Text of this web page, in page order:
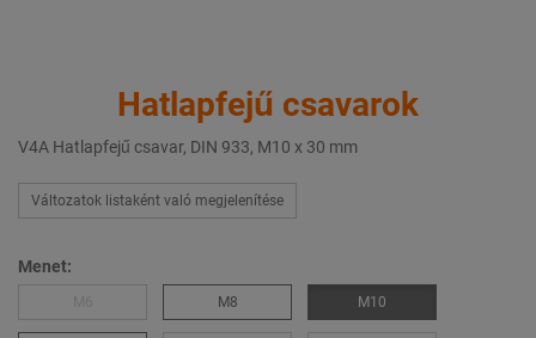
Hatlapfejű csavarok
V4A Hatlapfejű csavar, DIN 933, M10 x 30 mm
Változatok listaként való megjelenítése
Menet:
M8 M10